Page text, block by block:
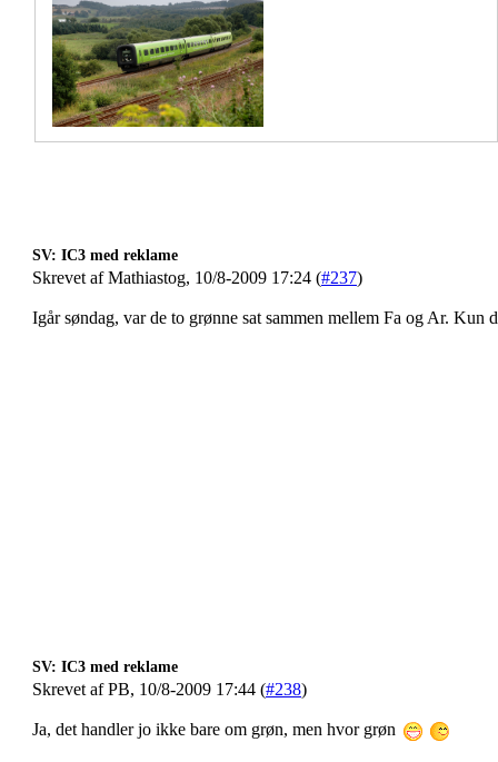
SV: IC3 med reklame
Skrevet af Mathiastog, 10/8-2009 17:24 (#237)
Igår søndag, var de to grønne sat sammen mellem Fa og Ar. Kun
SV: IC3 med reklame
Skrevet af PB, 10/8-2009 17:44 (#238)
Ja, det handler jo ikke bare om grøn, men hvor grøn